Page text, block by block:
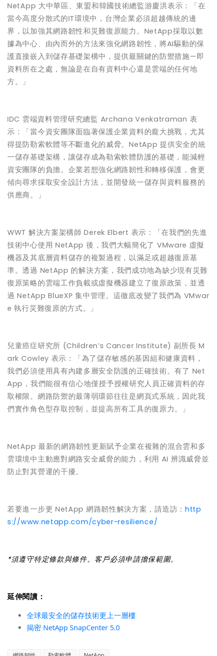
NetApp 大中華區、東盟和韓國技術總監游慶洪表示：「在
當今高度分散式的IT環境中，台灣企業必須超越傳統的邊
界，以加強其網路韌性和災難復原能力。 NetApp採取以數
據為中心、由內而外的方法來強化網路韌性，將AI驅動的保
護直接嵌入到儲存基礎架構中，提供最關鍵的防禦措施—即
資料所在之處，無論是在自有資料中心還是雲端的任何地
方。」
IDC 雲端資料管理研究總監 Archana Venkatraman 表
示：「當今資安團隊面臨著保護企業資料的龐大挑戰，尤其
得提防勒索軟體等不斷進化的威脅。NetApp提供安全的統
一儲存基礎架構，讓儲存成為勒索軟體防護的基礎，能減輕
資安團隊的負擔。企業若想強化網路韌性和轉移保護，會更
傾向尋求採取安全設計方法，並開發統一儲存與資料服務的
供應商。」
WWT 解決方案架構師 Derek Elbert 表示：「在我們的先進
技術中心使用 NetApp 後，我們大幅簡化了 VMware 虛擬
機器及其底層資料儲存的複製過程，以滿足或超越復原基
準。透過 NetApp 的解決方案，我們成功地為缺少現有災難
復原策略的雲端工作負載或虛擬機器建立了復原政策，並透
過 NetApp BlueXP集中管理。這徹底改變了我們為 VMwar
e執行災難復原的方式。」
兒童癌症研究所 (Children’s Cancer Institute) 副所長 M
ark Cowley 表示：「為了儲存敏感的基因組和健康資料，
我們必須使用具有內建多層安全防護的正確技術。有了 Net
App ，我們能很有信心地僅授予授權研究人員正確資料的存
取權限。網路防禦的最薄弱環節往往是網頁式系統，因此我
們實作角色型存取控制，並提高所有工具的復原力。」
NetApp 最新的網路韌性更新賦予企業在複雜的混合雲和多
雲環境中主動應對網路安全威脅的能力，利用 AI 辨識威脅並
防止對其營運的干擾。
若要進一步更 NetApp 網路韌性解決方案，請造訪： http
s://www.netapp.com/cyber-resilience/
*須遵守特定條款與條件。客戶必須申請擔保範圍。
延伸閱讀：
全球最安全的儲存技術更上一層樓
揭密 NetApp SnapCenter 5.0